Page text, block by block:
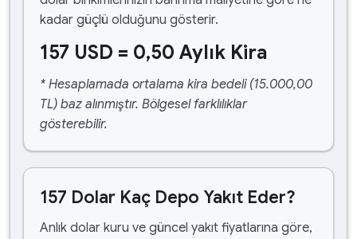
kadar güçlü olduğunu gösterir.
157 USD = 0,50 Aylık Kira
* Hesaplamada ortalama kira bedeli (15.000,00
TL) baz alınmıştır. Bölgesel farklılıklar
gösterebilir.
157 Dolar Kaç Depo Yakıt Eder?
Anlık dolar kuru ve güncel yakıt fiyatlarına göre,